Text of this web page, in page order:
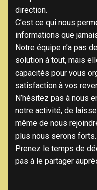
direction.
C’est ce qui nous
informations que
Notre équipe n’a pas
solution à tout, mais
capacités pour vous
satisfaction à vos
N’hésitez pas à nous
notre activité, de
même de nous
plus nous serons forts.
Prenez le temps de
pas à le partager